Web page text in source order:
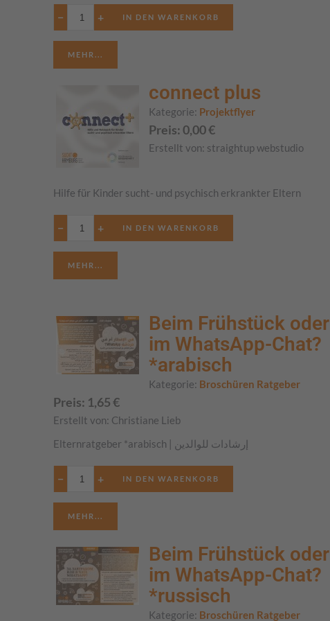
− +
MEHR...
connect plus
Kategorie: Projektflyer
Preis: 0,00€
Erstellt von: straightup webstudio
Hilfe für Kinder sucht- und psychisch erkrankter Eltern
− +
MEHR...
Beim Frühstück oder
im WhatsApp-Chat?
*arabisch
Kategorie: Broschüren Ratgeber
Preis: 1,65€
Erstellt von: Christiane Lieb
Elternratgeber *arabisch | إرشادات للوالدين
− +
MEHR...
Beim Frühstück oder
im WhatsApp-Chat?
*russisch
Kategorie: Broschüren Ratgeber